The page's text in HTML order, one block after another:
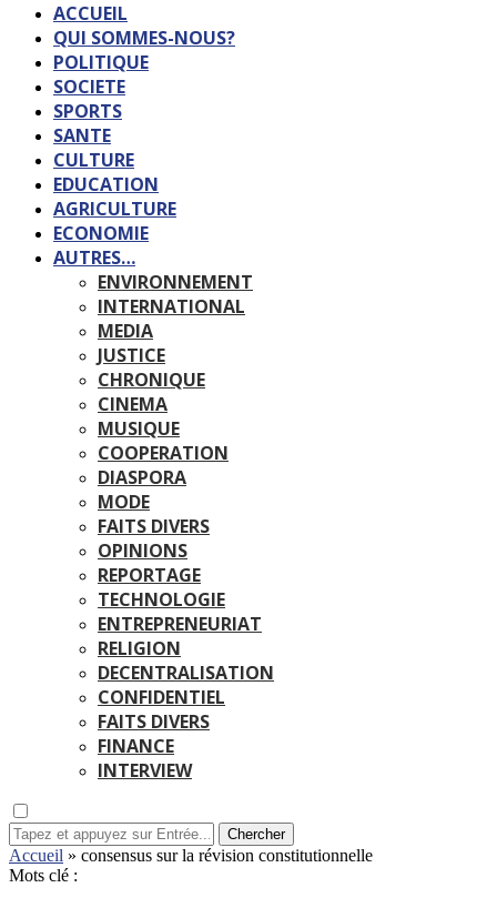
ACCUEIL
QUI SOMMES-NOUS?
POLITIQUE
SOCIETE
SPORTS
SANTE
CULTURE
EDUCATION
AGRICULTURE
ECONOMIE
AUTRES…
ENVIRONNEMENT
INTERNATIONAL
MEDIA
JUSTICE
CHRONIQUE
CINEMA
MUSIQUE
COOPERATION
DIASPORA
MODE
FAITS DIVERS
OPINIONS
REPORTAGE
TECHNOLOGIE
ENTREPRENEURIAT
RELIGION
DECENTRALISATION
CONFIDENTIEL
FAITS DIVERS
FINANCE
INTERVIEW
Chercher
Accueil » consensus sur la révision constitutionnelle
Mots clé :